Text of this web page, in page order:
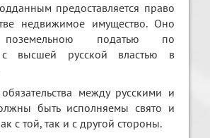
предоставляется право
недвижимое имущество. Оно
поземельною податью по
высшей русской властью в
между русскими и
быть исполняемы свято и
с той, так и с другой стороны.